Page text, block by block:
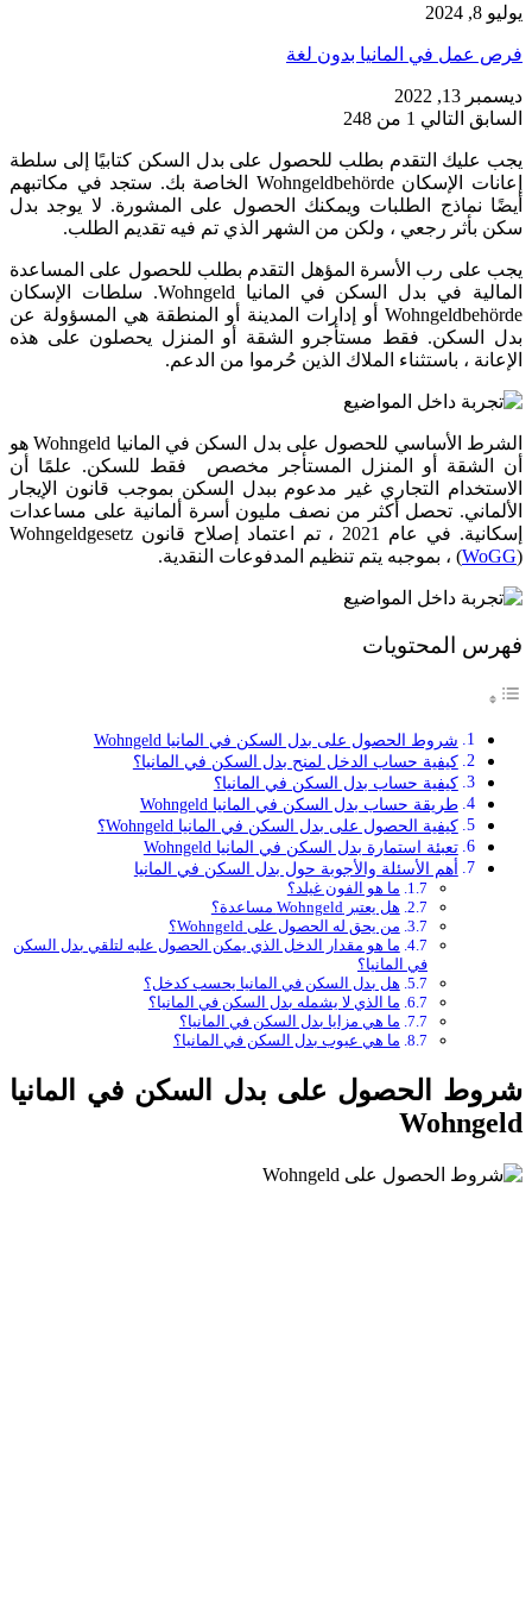
يوليو 8, 2024
فرص عمل في المانيا بدون لغة
ديسمبر 13, 2022
السابق التالي 1 من 248
يجب عليك التقدم بطلب للحصول على بدل السكن كتابيًا إلى سلطة
إعانات الإسكان Wohngeldbehörde الخاصة بك. ستجد في مكاتبهم
أيضًا نماذج الطلبات ويمكنك الحصول على المشورة. لا يوجد بدل
سكن بأثر رجعي ، ولكن من الشهر الذي تم فيه تقديم الطلب.
يجب على رب الأسرة المؤهل التقدم بطلب للحصول على المساعدة
المالية في بدل السكن في المانيا Wohngeld. سلطات الإسكان
Wohngeldbehörde أو إدارات المدينة أو المنطقة هي المسؤولة عن
بدل السكن. فقط مستأجرو الشقة أو المنزل يحصلون على هذه
الإعانة ، باستثناء الملاك الذين حُرموا من الدعم.
الشرط الأساسي للحصول على بدل السكن في المانيا Wohngeld هو
أن الشقة أو المنزل المستأجر مخصص فقط للسكن. علمًا أن
الاستخدام التجاري غير مدعوم ببدل السكن بموجب قانون الإيجار
الألماني. تحصل أكثر من نصف مليون أسرة ألمانية على مساعدات
إسكانية. في عام 2021 ، تم اعتماد إصلاح قانون Wohngeldgesetz
(WoGG) ، بموجبه يتم تنظيم المدفوعات النقدية.
فهرس المحتويات
شروط الحصول على بدل السكن في المانيا Wohngeld
كيفية حساب الدخل لمنح بدل السكن في المانيا؟
كيفية حساب بدل السكن في المانيا؟
طريقة حساب بدل السكن في المانيا Wohngeld
كيفية الحصول على بدل السكن في المانيا Wohngeld؟
تعبئة استمارة بدل السكن في المانيا Wohngeld
أهم الأسئلة والأجوبة حول بدل السكن في المانيا
ما هو الفون غيلد؟
هل يعتبر Wohngeld مساعدة؟
من يحق له الحصول على Wohngeld؟
ما هو مقدار الدخل الذي يمكن الحصول عليه لتلقي بدل السكن
في المانيا؟
هل بدل السكن في المانيا يحسب كدخل؟
ما الذي لا يشمله بدل السكن في المانيا؟
ما هي مزايا بدل السكن في المانيا؟
ما هي عيوب بدل السكن في المانيا؟
شروط الحصول على بدل السكن في المانيا
Wohngeld